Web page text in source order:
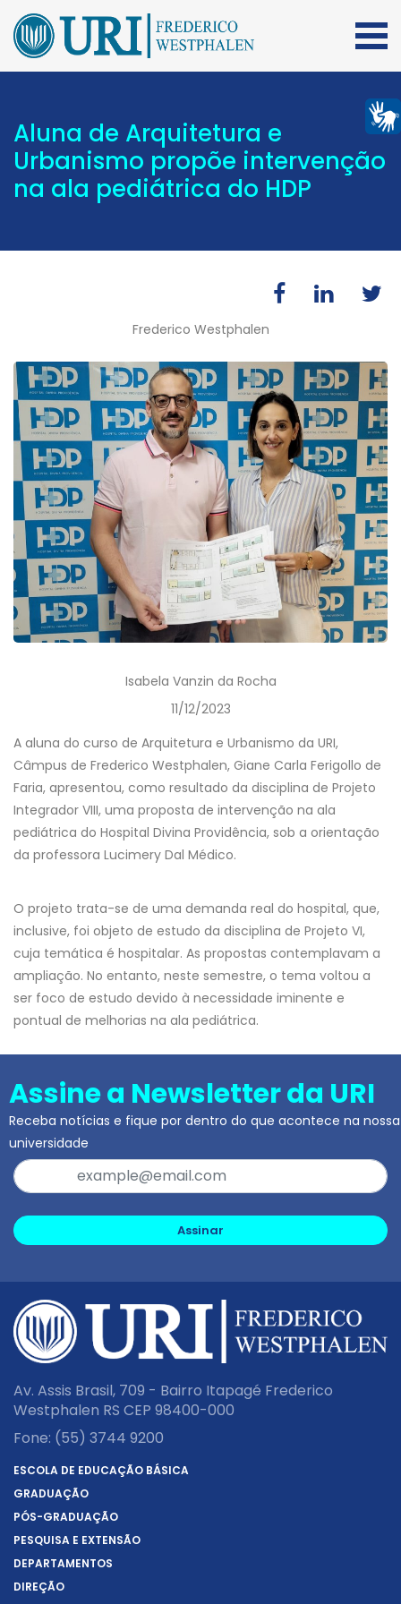
Aluna de Arquitetura e
Urbanismo propõe intervenção
na ala pediátrica do HDP
Frederico Westphalen
Isabela Vanzin da Rocha
11/12/2023
A aluna do curso de Arquitetura e Urbanismo da URI,
Câmpus de Frederico Westphalen, Giane Carla Ferigollo de
Faria, apresentou, como resultado da disciplina de Projeto
Integrador VIII, uma proposta de intervenção na ala
pediátrica do Hospital Divina Providência, sob a orientação
da professora Lucimery Dal Médico.
O projeto trata-se de uma demanda real do hospital, que,
inclusive, foi objeto de estudo da disciplina de Projeto VI,
cuja temática é hospitalar. As propostas contemplavam a
ampliação. No entanto, neste semestre, o tema voltou a
ser foco de estudo devido à necessidade iminente e
pontual de melhorias na ala pediátrica.
Assine a Newsletter da URI
Receba notícias e fique por dentro do que acontece na nossa
universidade
Assinar
Av. Assis Brasil, 709 - Bairro Itapagé Frederico
Westphalen RS CEP 98400-000
Fone: (55) 3744 9200
ESCOLA DE EDUCAÇÃO BÁSICA
GRADUAÇÃO
PÓS-GRADUAÇÃO
PESQUISA E EXTENSÃO
DEPARTAMENTOS
DIREÇÃO